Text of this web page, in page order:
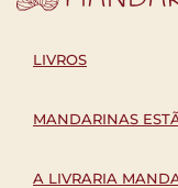
LIVROS
MANDARINAS
A LIVRARIA